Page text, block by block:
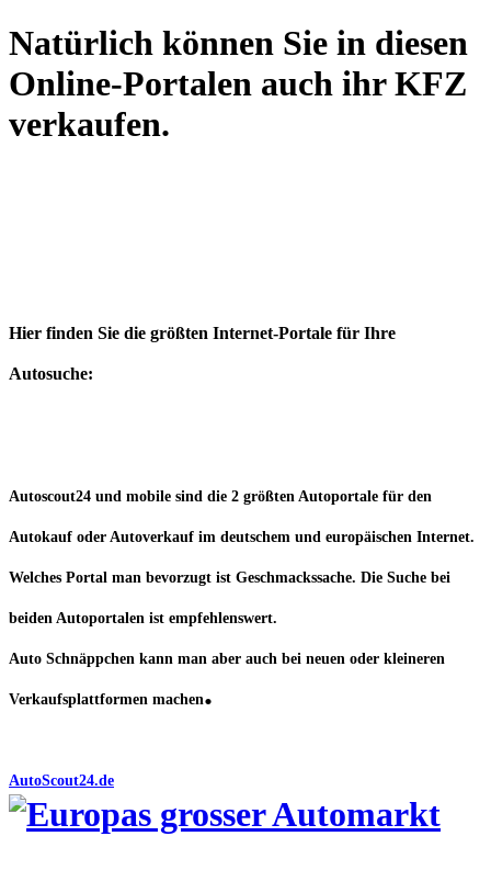
Natürlich können Sie in diesen
Online-Portalen auch ihr KFZ
verkaufen.
Hier finden Sie die größten Internet-Portale für Ihre
Autosuche:
Autoscout24 und mobile sind die 2 größten Autoportale für den
Autokauf oder Autoverkauf im deutschem und europäischen Internet.
Welches Portal man bevorzugt ist Geschmackssache. Die Suche bei
beiden Autoportalen ist empfehlenswert.
Auto Schnäppchen kann man aber auch bei neuen oder kleineren
Verkaufsplattformen machen.
AutoScout24.de